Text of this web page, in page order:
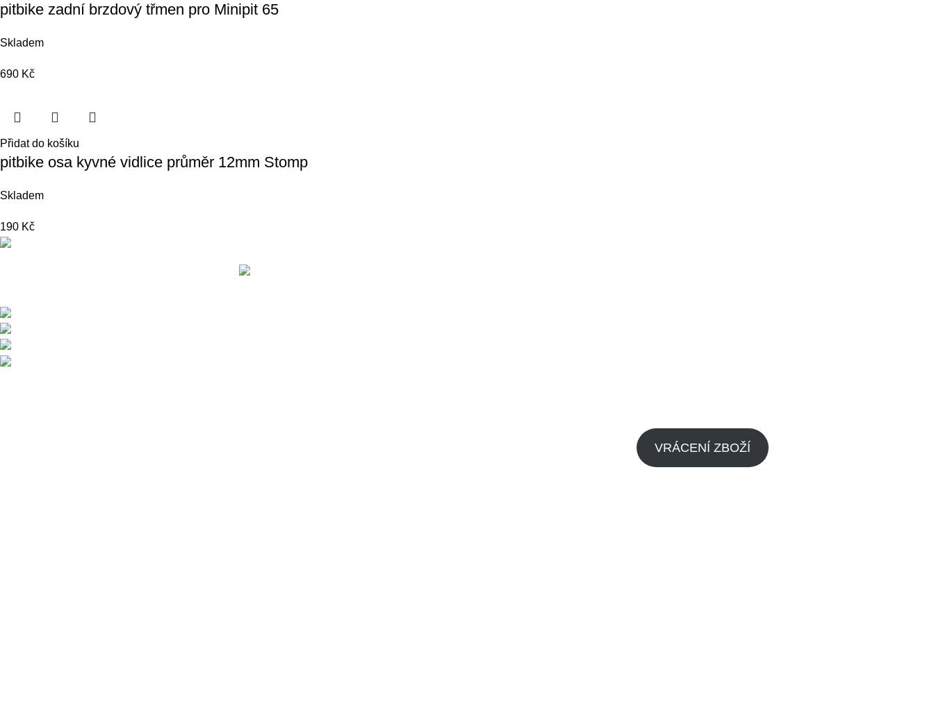
pitbike zadní brzdový třmen pro Minipit 65
Skladem
690 Kč
Přidat do košíku
pitbike osa kyvné vidlice průměr 12mm Stomp
Skladem
190 Kč
VRÁCENÍ ZBOŽÍ